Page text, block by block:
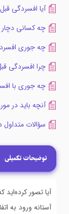
آیا افسردگی
چه کسانی
چه جوری
چرا افسردگی
چه جوری با
آنچه باید در
سؤالات متداول
توضیحات تکمیلی
آیا تصور
آستانه ورود به